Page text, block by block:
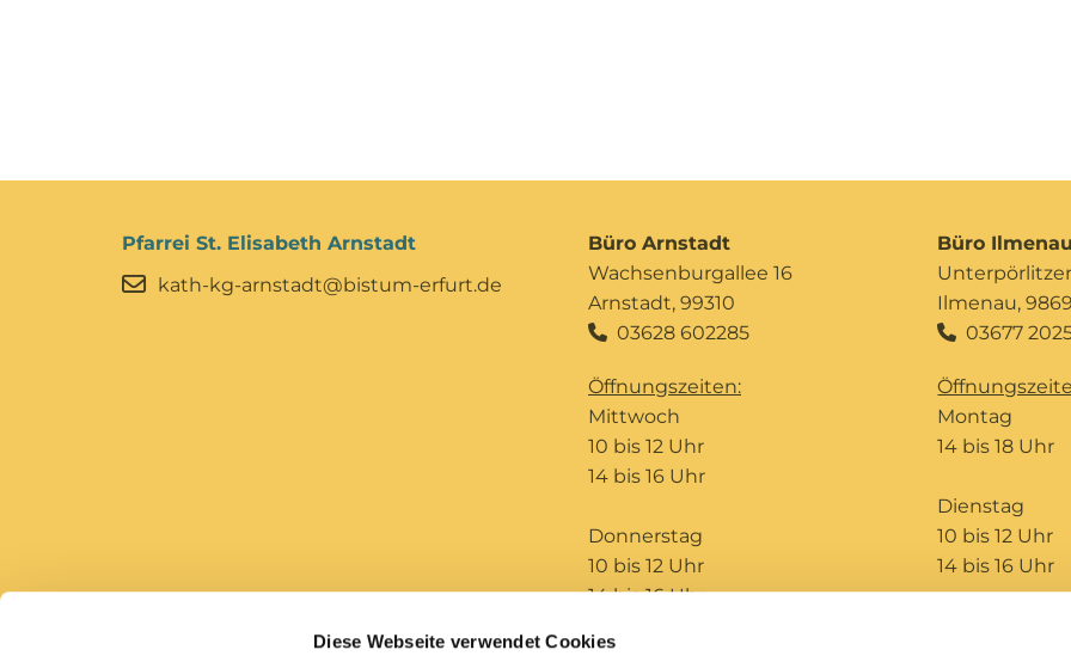
Diese Webseite verwendet Cookies
Pfarrei St. Elisabeth Arnstadt
kath-kg-arnstadt@bistum-erfurt.de
Büro Arnstadt
Wachsenburgallee 16
Arnstadt, 99310
03628 602285
Öffnungszeiten:
Mittwoch
10 bis 12 Uhr
14 bis 16 Uhr
Donnerstag
10 bis 12 Uhr
14 bis 16 Uhr
Büro
Unterpörlitzer
Ilmenau,
 03677
Montag
14 bis 18 Uhr
Dienstag
10 bis 12 Uhr
14 bis 16 Uhr